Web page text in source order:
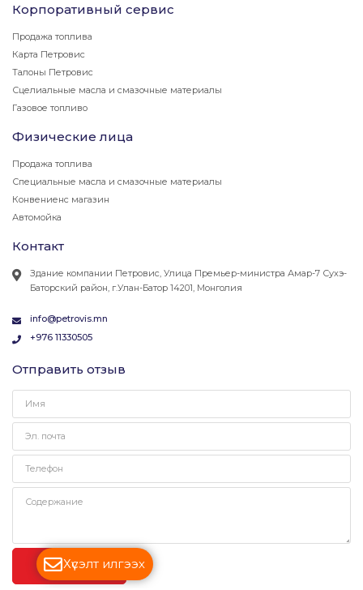
Корпоративный сервис
Продажа топлива
Карта Петровис
Талоны Петровис
Сцелиальные масла и смазочные материалы
Газовое топливо
Физические лица
Продажа топлива
Специальные масла и смазочные материалы
Конвениенс магазин
Автомойка
Контакт
Здание компании Петровис, Улица Премьер-министра Амар-7 Сухэ-
Баторский район, г.Улан-Батор 14201, Монголия
info@petrovis.mn
+976 11330505
Отправить отзыв
ОТПРАВЛЯТЬ
Хүсэлт илгээх